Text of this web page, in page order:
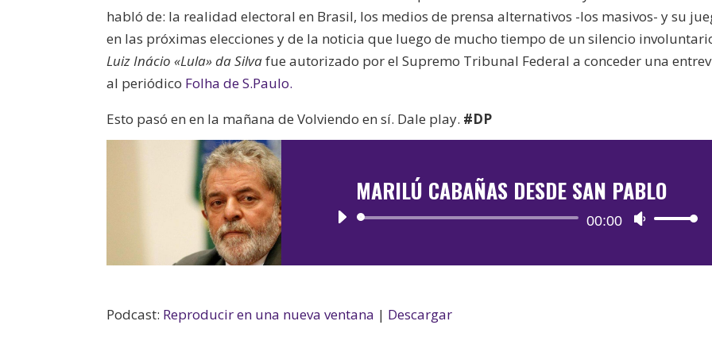
habló de: la realidad electoral en Brasil, los medios de prensa alternativos -los masivos- y su
en las próximas elecciones y de la noticia que luego de mucho tiempo de un silencio
Luiz Inácio «Lula» da Silvafue autorizado por el Supremo Tribunal Federal a conceder una
al periódico Folha de S.Paulo.
Esto pasó en en la mañana de Volviendo en sí. Dale play. #DP
MARILÚ CABAÑAS DESDE SAN PABLO
Reproductor
audio
00:00
Utiliza
teclas
Podcast: Reproducir en una nueva ventana | Descargar